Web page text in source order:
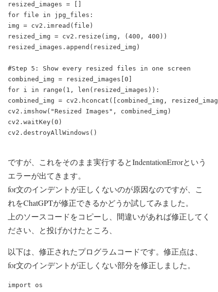
resized_images = []
for file in jpg_files:
img = cv2.imread(file)
resized_img = cv2.resize(img, (400, 400))
resized_images.append(resized_img)
#Step 5: Show every resized files in one screen
combined_img = resized_images[0]
for i in range(1, len(resized_images)):
combined_img = cv2.hconcat([combined_img,
cv2.imshow("Resized Images", combined_img)
cv2.waitKey(0)
cv2.destroyAllWindows()
ですが、これをそのまま実行するとIndentationErrorという
エラーが出てきます。
for文のインデントが正しくないのが原因なのですが、こ
れをChatGPTが修正できるかどうか試してみました。
上のソースコードをコピーし、間違いがあれば修正してく
ださい、と投げかけたところ、
以下は、修正されたプログラムコードです。修正点は、
for文のインデントが正しくない部分を修正しました。
import os